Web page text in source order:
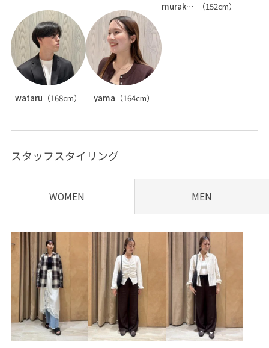
murakami （152cm）
wataru （168cm） yama （164cm）
スタッフスタイリング
WOMEN MEN